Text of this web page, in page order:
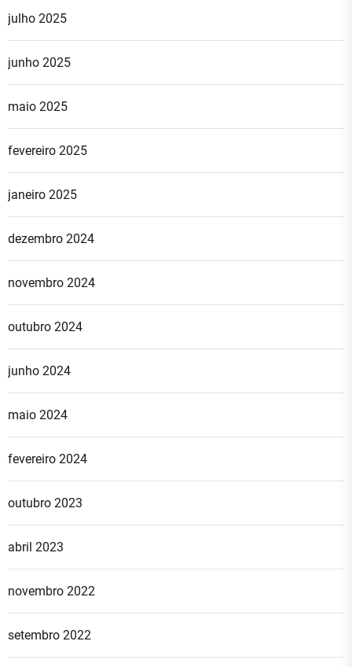
julho 2025
junho 2025
maio 2025
fevereiro 2025
janeiro 2025
dezembro 2024
novembro 2024
outubro 2024
junho 2024
maio 2024
fevereiro 2024
outubro 2023
abril 2023
novembro 2022
setembro 2022